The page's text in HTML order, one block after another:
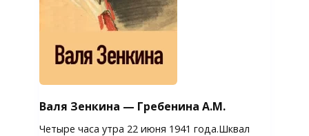
Валя Зенкина — Гребенина А.М.
Четыре часа утра 22 июня 1941 года.Шквал